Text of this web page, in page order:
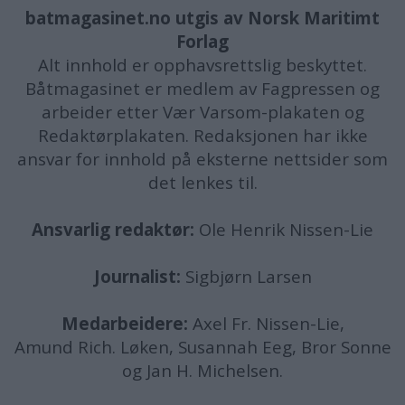
batmagasinet.no utgis av Norsk Maritimt
Forlag
Alt innhold er opphavsrettslig beskyttet.
Båtmagasinet er medlem av Fagpressen og
arbeider etter Vær Varsom-plakaten og
Redaktørplakaten. Redaksjonen har ikke
ansvar for innhold på eksterne nettsider som
det lenkes til.
Ansvarlig redaktør: Ole Henrik Nissen-Lie
Journalist: Sigbjørn Larsen
Medarbeidere: Axel Fr. Nissen-Lie,
Amund Rich. Løken, Susannah Eeg, Bror Sonne
og Jan H. Michelsen.